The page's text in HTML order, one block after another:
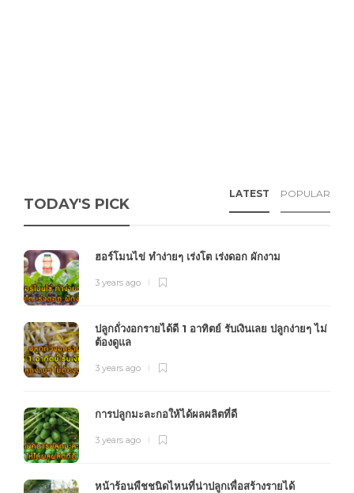
TODAY'S PICK
LATEST POPULAR
ฮอร์โมนไข่ ทำง่ายๆ เร่งโต เร่งดอก ผักงาม
3 years ago
ปลูกถั่วงอกรายได้ดี 1 อาทิตย์ รับเงินเลย ปลูกง่ายๆ ไม่
ต้องดูแล
3 years ago
การปลูกมะละกอให้ได้ผลผลิตที่ดี
3 years ago
หน้าร้อนพืชชนิดไหนที่น่าปลูกเพื่อสร้างรายได้